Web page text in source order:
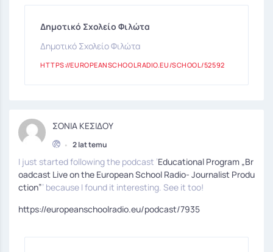
Δημοτικό Σχολείο Φιλώτα
Δημοτικό Σχολείο Φιλώτα
HTTPS://EUROPEANSCHOOLRADIO.EU/SCHOOL/52592
ΣΟΝΙΑ ΚΕΣΙΔΟΥ
• 2 lat temu
I just started following the podcast ’Educational Program „Br
oadcast Live on the European School Radio- Journalist Produ
ction”’ because I found it interesting. See it too!
https://europeanschoolradio.eu/podcast/7935